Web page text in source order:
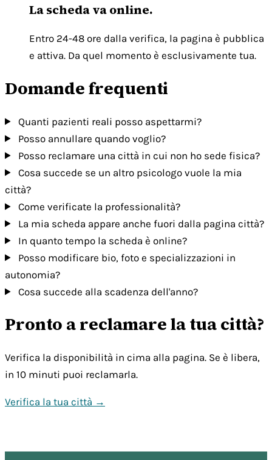
La scheda va online.
Entro 24-48 ore dalla verifica, la pagina è pubblica
e attiva. Da quel momento è esclusivamente tua.
Domande frequenti
Quanti pazienti reali posso aspettarmi?
Posso annullare quando voglio?
Posso reclamare una città in cui non ho sede fisica?
Cosa succede se un altro psicologo vuole la mia
città?
Come verificate la professionalità?
La mia scheda appare anche fuori dalla pagina città?
In quanto tempo la scheda è online?
Posso modificare bio, foto e specializzazioni in
autonomia?
Cosa succede alla scadenza dell'anno?
Pronto a reclamare la tua città?
Verifica la disponibilità in cima alla pagina. Se è libera,
in 10 minuti puoi reclamarla.
Verifica la tua città →